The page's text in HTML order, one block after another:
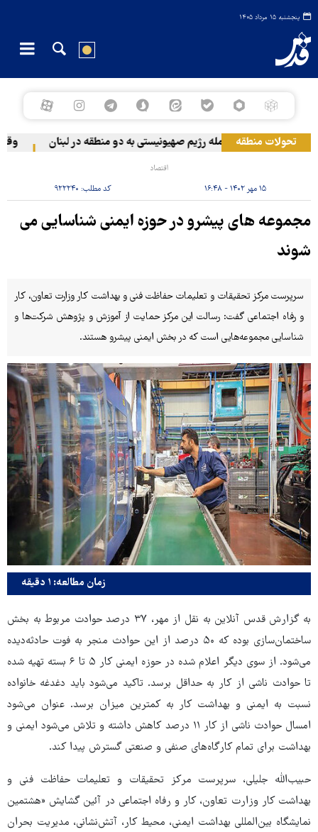
پنجشنبه ۱۵ مرداد ۱۴۰۵
تحولات منطقهحمله رژیم صهیونیستی به دو منطقه در لبنان وقوع
اقتصاد
۱۵ مهر ۱۴۰۲ - ۱۶:۴۸ کد مطلب: ۹۲۲۲۴۰
مجموعه های پیشرو در حوزه ایمنی شناسایی می
شوند
سرپرست مرکز تحقیقات و تعلیمات حفاظت فنی و بهداشت کار وزارت تعاون، کار
و رفاه اجتماعی گفت: رسالت این مرکز حمایت از آموزش و پژوهش شرکت‌ها و
شناسایی مجموعه‌هایی است که در بخش ایمنی پیشرو هستند.
زمان مطالعه: ۱ دقیقه
به گزارش قدس آنلاین به نقل از مهر، ۳۷ درصد حوادث مربوط به بخش
ساختمان‌سازی بوده که ۵۰ درصد از این حوادث منجر به فوت حادثه‌دیده
می‌شود. از سوی دیگر اعلام شده در حوزه ایمنی کار ۵ تا ۶ بسته تهیه شده
تا حوادث ناشی از کار به حداقل برسد. تاکید می‌شود باید دغدغه خانواده
نسبت به ایمنی و بهداشت کار به کمترین میزان برسد. عنوان می‌شود
امسال حوادث ناشی از کار ۱۱ درصد کاهش داشته و تلاش می‌شود ایمنی و
بهداشت برای تمام کارگاه‌های صنفی و صنعتی گسترش پیدا کند.
حبیب‌الله جلیلی، سرپرست مرکز تحقیقات و تعلیمات حفاظت فنی و
بهداشت کار وزارت تعاون، کار و رفاه اجتماعی در آئین گشایش «هشتمین
نمایشگاه بین‌المللی بهداشت ایمنی، محیط کار، آتش‌نشانی، مدیریت بحران